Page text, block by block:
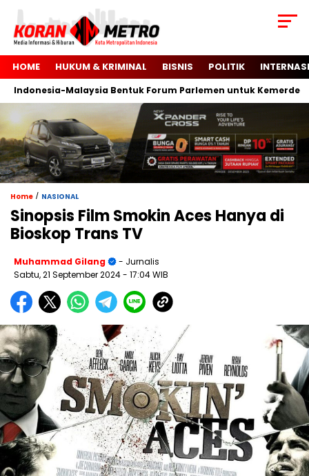
HOME HUKUM & KRIMINAL BISNIS POLITIK
Malaysia Bentuk Forum Parlemen untuk
Home / NASIONAL
Sinopsis Film Smokin Aces Hanya di
Bioskop Trans TV
Muhammad Gilang
- Jurnalis
Sabtu, 21 September 2024- 17:04 WIB